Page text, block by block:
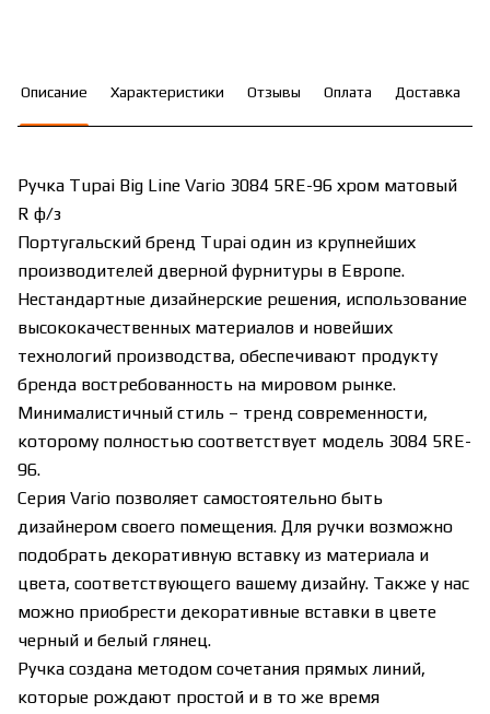
Описание Характеристики Отзывы Оплата Доставка
Ручка Tupai Big Line Vario 3084 5RE-96 хром матовый
R ф/з
Португальский бренд Tupai один из крупнейших
производителей дверной фурнитуры в Европе.
Нестандартные дизайнерские решения, использование
высококачественных материалов и новейших
технологий производства, обеспечивают продукту
бренда востребованность на мировом рынке.
Минималистичный стиль – тренд современности,
которому полностью соответствует модель 3084 5RE-
96.
Серия Vario позволяет самостоятельно быть
дизайнером своего помещения. Для ручки возможно
подобрать декоративную вставку из материала и
цвета, соответствующего вашему дизайну. Также у нас
можно приобрести декоративные вставки в цвете
черный и белый глянец.
Ручка создана методом сочетания прямых линий,
которые рождают простой и в то же время